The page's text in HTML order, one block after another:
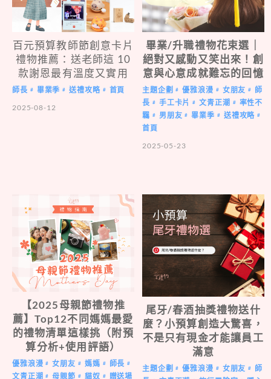
百元預算教師節創意卡片
禮物推薦：送老師這 10
款謝恩最有溫度又實用
師長 # 畢業季 # 送禮攻略 #
首頁
2025-08-12
畢業/升職禮物花束選｜
絕對又感動又笑出來！創
意與心意成就難忘的回憶
主題企劃 # 優雅浪漫 # 女朋友 #
師
長 # 手工卡片 # 文青正潮 #
率性不
羈 # 男朋友 # 畢業季 # 送禮攻略 #
首頁
2025-05-23
【2025母親節禮物推
薦】Top12不同媽媽最愛
的禮物清單這樣挑（附預
算分析+使用評語）
優雅浪漫 # 女朋友 # 媽媽 # 師長 #
文青正潮 # 母親節 # 貓奴 #
贈送場
尾牙/春酒抽獎禮物送什
麼？小預算創造大驚喜，
不是只有現金才能讓員工
滿意
主題企劃 # 優雅浪漫 # 女朋友 #
師